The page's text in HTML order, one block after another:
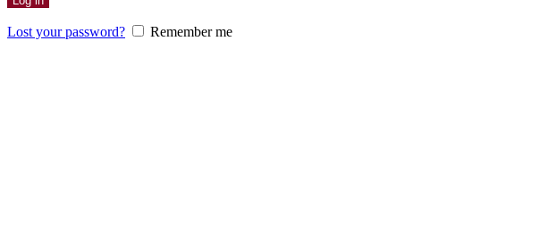
Lost your password? Remember me